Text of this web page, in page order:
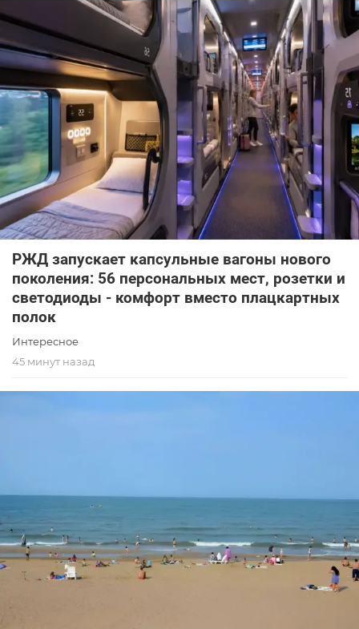
РЖД запускает капсульные вагоны нового
поколения: 56 персональных мест, розетки и
светодиоды - комфорт вместо плацкартных
полок
Интересное
45 минут назад